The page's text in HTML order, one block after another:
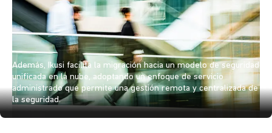
Además, Ikusi facilita la migración hacia un modelo de seguridad
unificada en la nube, adoptando un enfoque de servicio
administrado que permite una gestión remota y centralizada de
la seguridad.